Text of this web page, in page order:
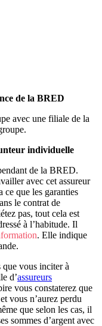
de la BRED
avec une filiale de la
individuelle
de la BRED.
avec cet assureur
ce que les garanties
le contrat de
pas, tout cela est
à l’habitude. Il
. Elle indique
vous inciter à
d’assureurs
vous constaterez que
vous n’aurez perdu
que selon les cas, il
sommes d’argent avec